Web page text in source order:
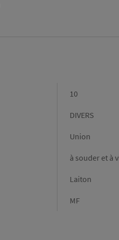
Diamètre
10
Gamme
DIVERS
Forme
Union
Raccordement
à souder et à
Matière
Laiton
Type
MF